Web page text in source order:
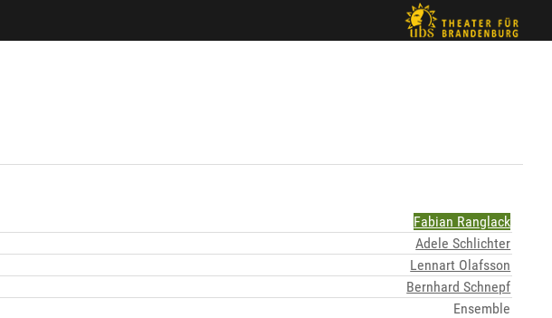
Fabian Ranglack
Adele Schlichter
Lennart Olafsson
Bernhard Schnepf
Ensemble